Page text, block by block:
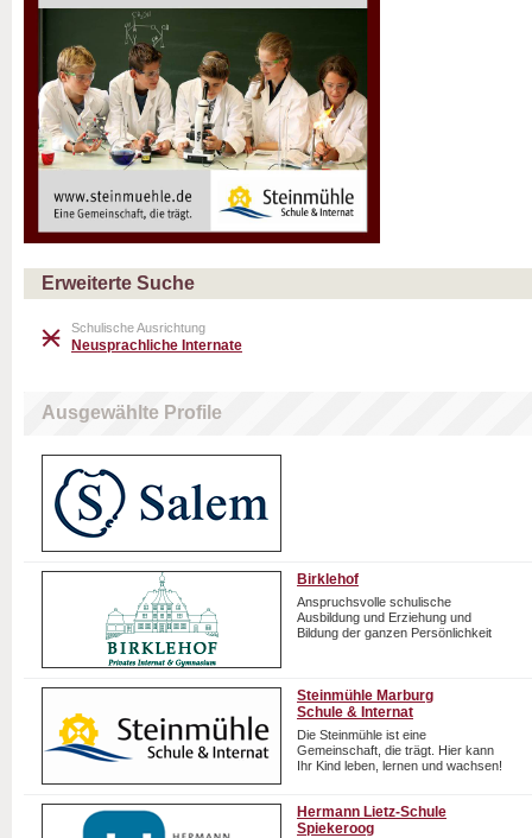
Erweiterte Suche
Schulische Ausrichtung
Neusprachliche Internate
Ausgewählte Profile
Birklehof
Anspruchsvolle schulische
Ausbildung und Erziehung und
Bildung der ganzen Persönlichkeit
Steinmühle Marburg
Schule & Internat
Die Steinmühle ist eine
Gemeinschaft, die trägt. Hier kann
Ihr Kind leben, lernen und wachsen!
Hermann Lietz-Schule
Spiekeroog